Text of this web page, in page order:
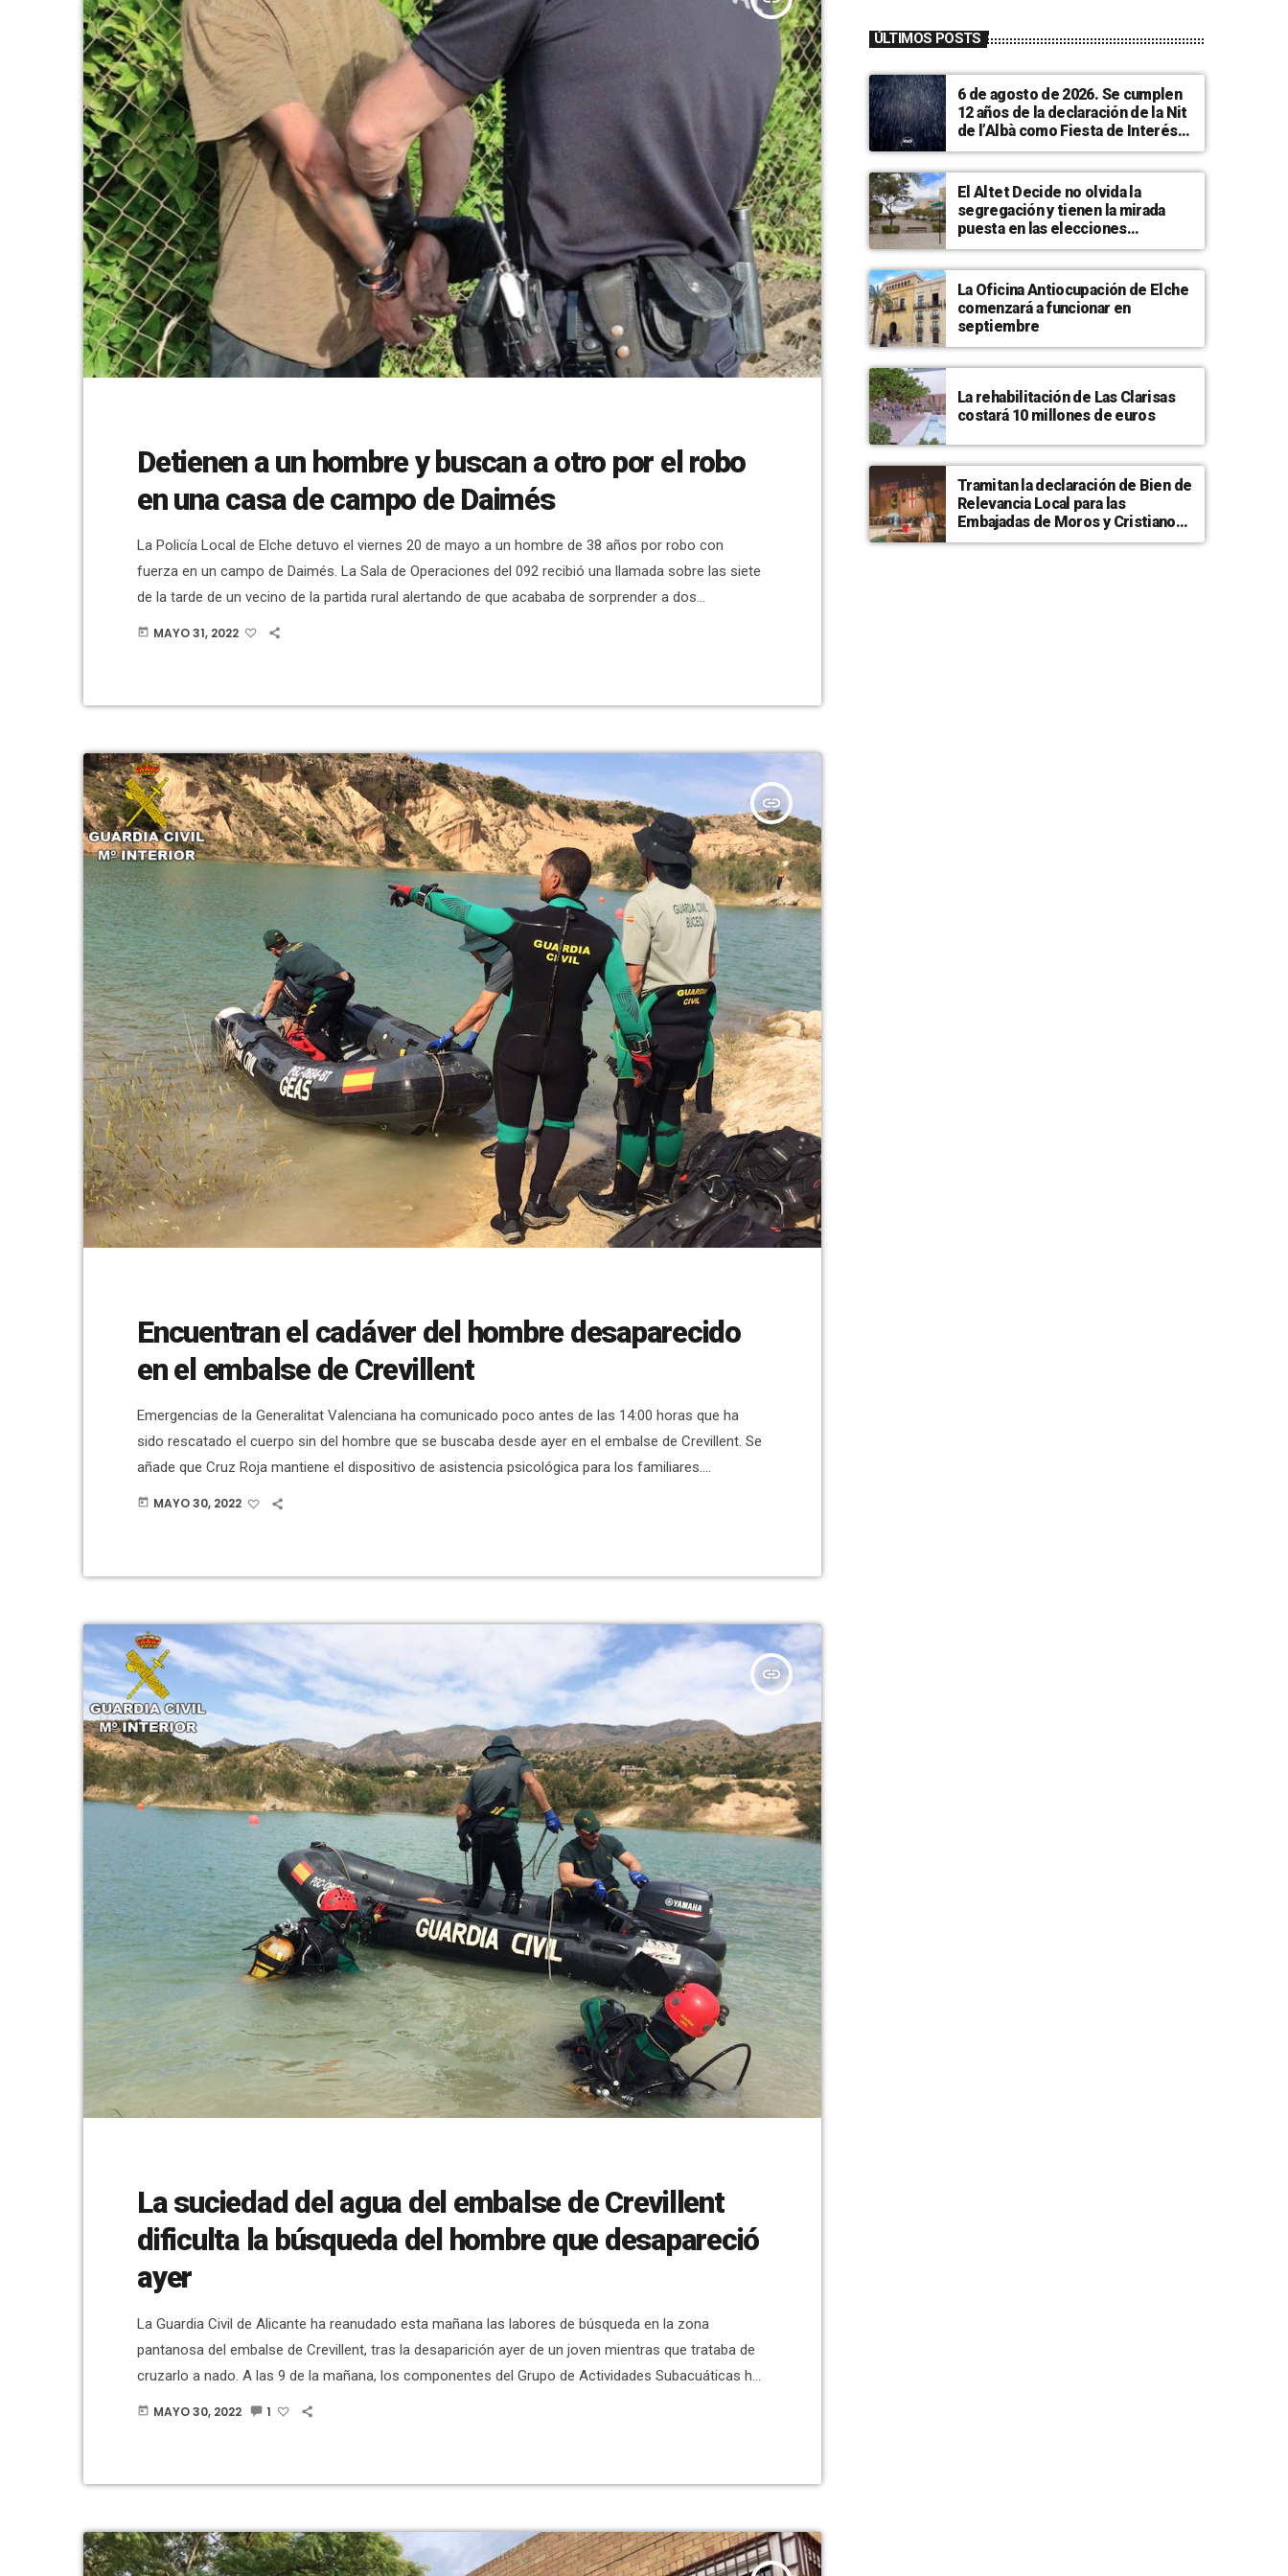
Detienen a un hombre y buscan a otro por el robo
en una casa de campo de Daimés
La Policía Local de Elche detuvo el viernes 20 de mayo a un hombre de 38 años por robo con
fuerza en un campo de Daimés. La Sala de Operaciones del 092 recibió una llamada sobre las siete
de la tarde de un vecino de la partida rural alertando de que acababa de sorprender a dos
desconocidos en su parcela. Al llegar los agentes, el propietario de la finca dijo […]
today MAYO 31, 2022
insert_link
Encuentran el cadáver del hombre desaparecido
en el embalse de Crevillent
Emergencias de la Generalitat Valenciana ha comunicado poco antes de las 14:00 horas que ha
sido rescatado el cuerpo sin del hombre que se buscaba desde ayer en el embalse de Crevillent. Se
añade que Cruz Roja mantiene el dispositivo de asistencia psicológica para los familiares.
Miembros de los Grupos Especiales de Actividades Subacuáticas de la Guardia Civil habían
today MAYO 30, 2022
insert_link
La suciedad del agua del embalse de Crevillent
dificulta la búsqueda del hombre que desapareció
ayer
La Guardia Civil de Alicante ha reanudado esta mañana las labores de búsqueda en la zona
pantanosa del embalse de Crevillent, tras la desaparición ayer de un joven mientras que trataba de
cruzarlo a nado. A las 9 de la mañana, los componentes del Grupo de Actividades Subacuáticas han
iniciado de nuevo las inmersiones para buscar al joven dentro del agua, con escasa visibilidad, ya
today MAYO 30, 2022 1
ÚLTIMOS POSTS
6 de agosto de 2026. Se cumplen
12 años de la declaración de la Nit
de l’Albà como Fiesta de Interés
Turístico Autonómico
El Altet Decide no olvida la
segregación y tienen la mirada
puesta en las elecciones
municipales de 2027
La Oficina Antiocupación de Elche
comenzará a funcionar en
septiembre
La rehabilitación de Las Clarisas
costará 10 millones de euros
Tramitan la declaración de Bien de
Relevancia Local para las
Embajadas de Moros y Cristianos
de Elche